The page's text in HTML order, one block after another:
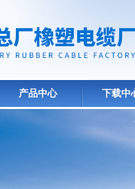
产品中心 下载中